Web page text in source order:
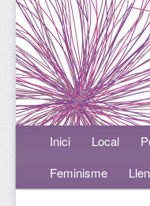
Menú principalAneu al contingut
Aneu al
Inici Local
Feminisme